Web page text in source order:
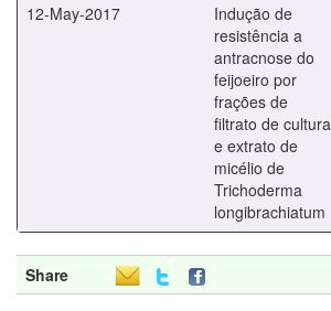
12-May-2017
Indução de
resistência a
antracnose do
feijoeiro por
frações de
filtrato de cultura
e extrato de
micélio de
Trichoderma
longibrachiatum
Share